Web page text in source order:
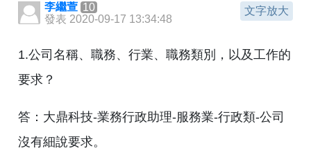
文字放大
李繼萱 10
發表 2020-09-17 13:34:48
1.公司名稱、職務、行業、職務類別，以及工作的
要求？
答：大鼎科技-業務行政助理-服務業-行政類-公司
沒有細說要求。